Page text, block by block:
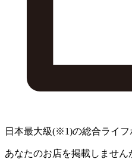
日本最大級(※1)の総合ライフ
あなたのお店を掲載しません